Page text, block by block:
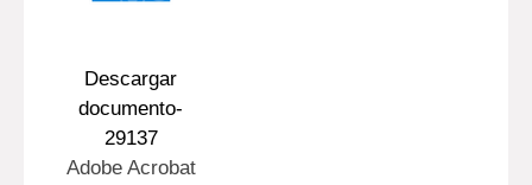
Descargar
documento-
29137
Adobe Acrobat